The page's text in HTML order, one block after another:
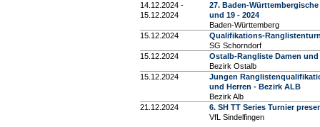
14.12.2024 -
15.12.2024
27. Baden-
und 19 - 2024
Baden-Württemberg
15.12.2024
Qualifikations-
SG Schorndorf
15.12.2024
Ostalb-Rangliste Damen und
Bezirk Ostalb
15.12.2024
Jungen
und Herren - Bezirk ALB
Bezirk Alb
21.12.2024
6. SH TT Series Turnier
VfL Sindelfingen